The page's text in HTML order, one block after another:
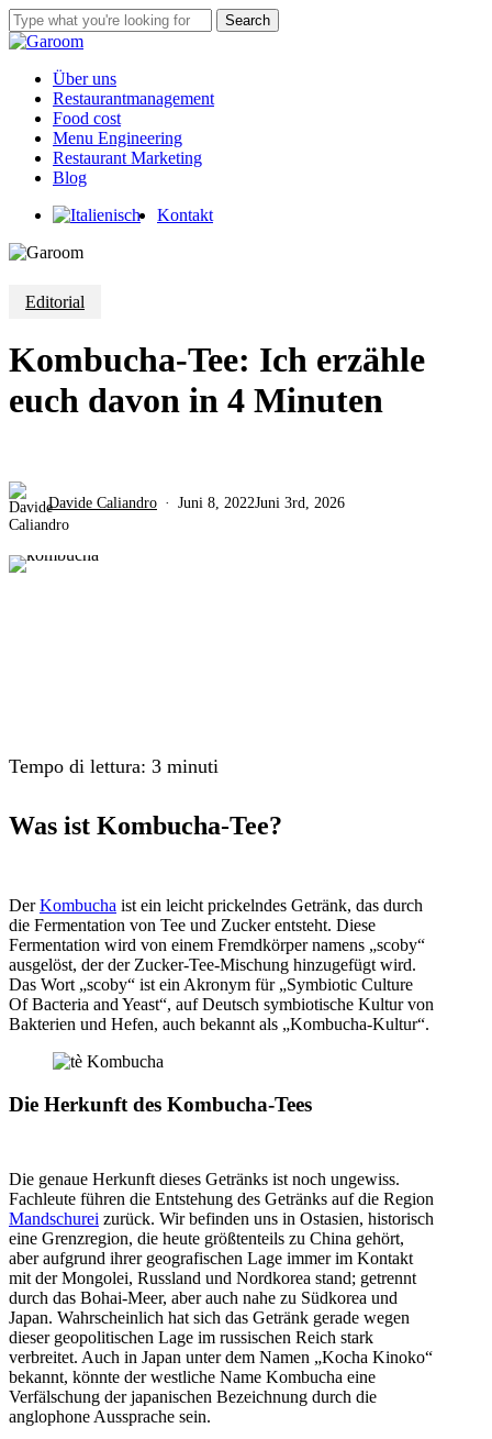
Skip
to
content
Search
Close
Menu
Über uns
Restaurantmanagement
Food cost
Menu Engineering
Restaurant Marketing
Blog
Kontakt
Editorial
Kombucha-Tee: Ich erzähle
euch davon in 4 Minuten
Davide Caliandro Juni 8, 2022Juni 3rd, 2026
Tempo di lettura: 3 minuti
Was ist Kombucha-Tee?
DerKombucha ist ein leicht prickelndes Getränk, das durch
die Fermentation von Tee und Zucker entsteht. Diese
Fermentation wird von einem Fremdkörper namens „scoby“
ausgelöst, der der Zucker-Tee-Mischung hinzugefügt wird.
Das Wort „scoby“ ist ein Akronym für „Symbiotic Culture
Of Bacteria and Yeast“, auf Deutsch symbiotische Kultur von
Bakterien und Hefen, auch bekannt als „Kombucha-Kultur“.
Die Herkunft des Kombucha-Tees
Die genaue Herkunft dieses Getränks ist noch ungewiss.
Fachleute führen die Entstehung des Getränks auf die Region
Mandschurei zurück. Wir befinden uns in Ostasien, historisch
eine Grenzregion, die heute größtenteils zu China gehört,
aber aufgrund ihrer geografischen Lage immer im Kontakt
mit der Mongolei, Russland und Nordkorea stand; getrennt
durch das Bohai-Meer, aber auch nahe zu Südkorea und
Japan. Wahrscheinlich hat sich das Getränk gerade wegen
dieser geopolitischen Lage im russischen Reich stark
verbreitet. Auch in Japan unter dem Namen „Kocha Kinoko“
bekannt, könnte der westliche Name Kombucha eine
Verfälschung der japanischen Bezeichnung durch die
anglophone Aussprache sein.